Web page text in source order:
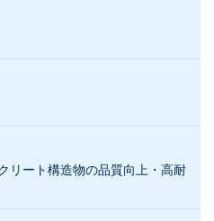
リート構造物の品質向上・高耐